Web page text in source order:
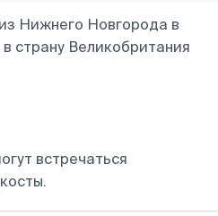
Нижнего Новгорода в
страну Великобритания
встречаться